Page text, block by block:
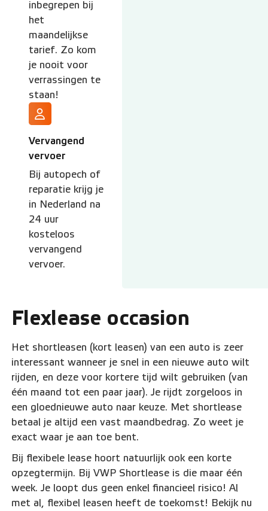
inbegrepen bij
het
maandelijkse
tarief. Zo kom
je nooit voor
verrassingen te
staan!
Vervangend
vervoer
Bij autopech of
reparatie krijg je
in Nederland na
24 uur
kosteloos
vervangend
vervoer.
Flexlease occasion
Het shortleasen (kort leasen) van een auto is zeer
interessant wanneer je snel in een nieuwe auto wilt
rijden, en deze voor kortere tijd wilt gebruiken (van
één maand tot een paar jaar). Je rijdt zorgeloos in
een gloednieuwe auto naar keuze. Met shortlease
betaal je altijd een vast maandbedrag. Zo weet je
exact waar je aan toe bent.
Bij flexibele lease hoort natuurlijk ook een korte
opzegtermijn. Bij VWP Shortlease is die maar één
week. Je loopt dus geen enkel financieel risico! Al
met al, flexibel leasen heeft de toekomst! Bekijk nu